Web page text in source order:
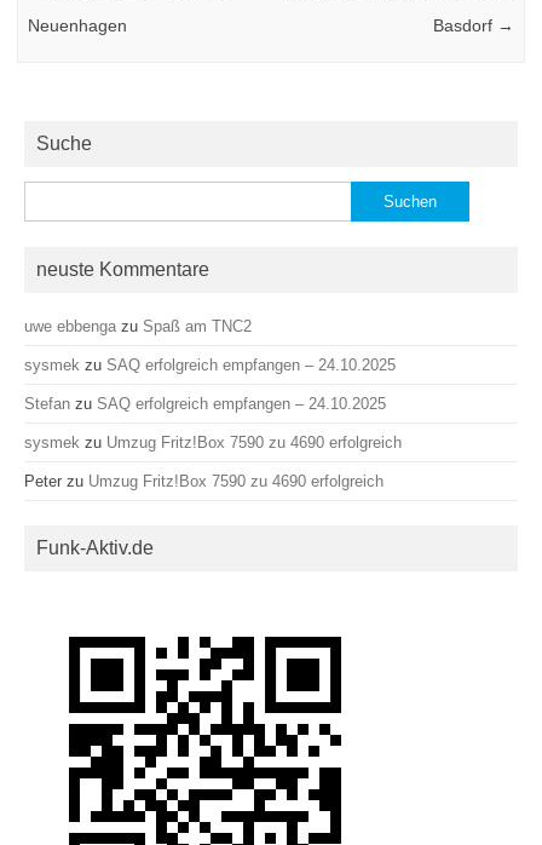
Neuenhagen
Basdorf →
Suche
nach:
neuste Kommentare
uwe ebbenga zu Spaß am TNC2
sysmek zu SAQ erfolgreich empfangen – 24.10.2025
Stefan zu SAQ erfolgreich empfangen – 24.10.2025
sysmek zu Umzug Fritz!Box 7590 zu 4690 erfolgreich
Peter zu Umzug Fritz!Box 7590 zu 4690 erfolgreich
Funk-Aktiv.de